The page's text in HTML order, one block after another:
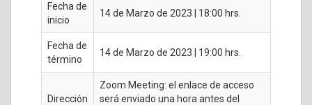
Fecha de
inicio
14 de Marzo de 2023 | 18:00 hrs.
Fecha de
término
14 de Marzo de 2023 | 19:00 hrs.
Dirección
Zoom Meeting: el enlace de acceso
será enviado una hora antes del